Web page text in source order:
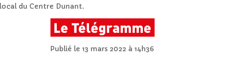
local du Centre Dunant.
Publié le 13 mars 2022 à 14h36